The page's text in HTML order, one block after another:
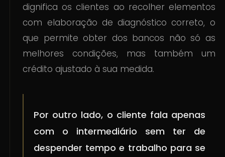
dignifica os clientes ao recolher elementos
com elaboração de diagnóstico correto, o
que permite obter dos bancos não só as
melhores condições, mas também um
crédito ajustado à sua medida.
Por outro lado, o cliente fala apenas
com o intermediário sem ter de
despender tempo e trabalho para se